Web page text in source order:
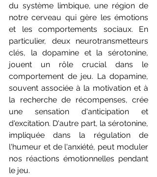
du système limbique, une région de
notre cerveau qui gère les émotions
et les comportements sociaux. En
particulier, deux neurotransmetteurs
clés, la dopamine et la sérotonine,
jouent un rôle crucial dans le
comportement de jeu. La dopamine,
souvent associée à la motivation et à
la recherche de récompenses, crée
une sensation d'anticipation et
d'excitation. D'autre part, la sérotonine,
impliquée dans la régulation de
l'humeur et de l'anxiété, peut moduler
nos réactions émotionnelles pendant
le jeu.